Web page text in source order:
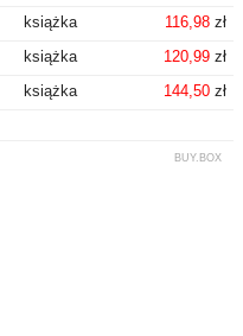
książka 116,98 zł
książka 120,99 zł
książka 144,50 zł
BUY.BOX